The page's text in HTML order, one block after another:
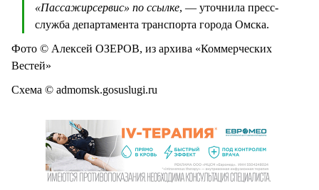
«Пассажирсервис» по ссылке, — уточнила пресс-
служба департамента транспорта города Омска.
Фото © Алексей ОЗЕРОВ, из архива «Коммерческих
Вестей»
Схема © admomsk.gosuslugi.ru